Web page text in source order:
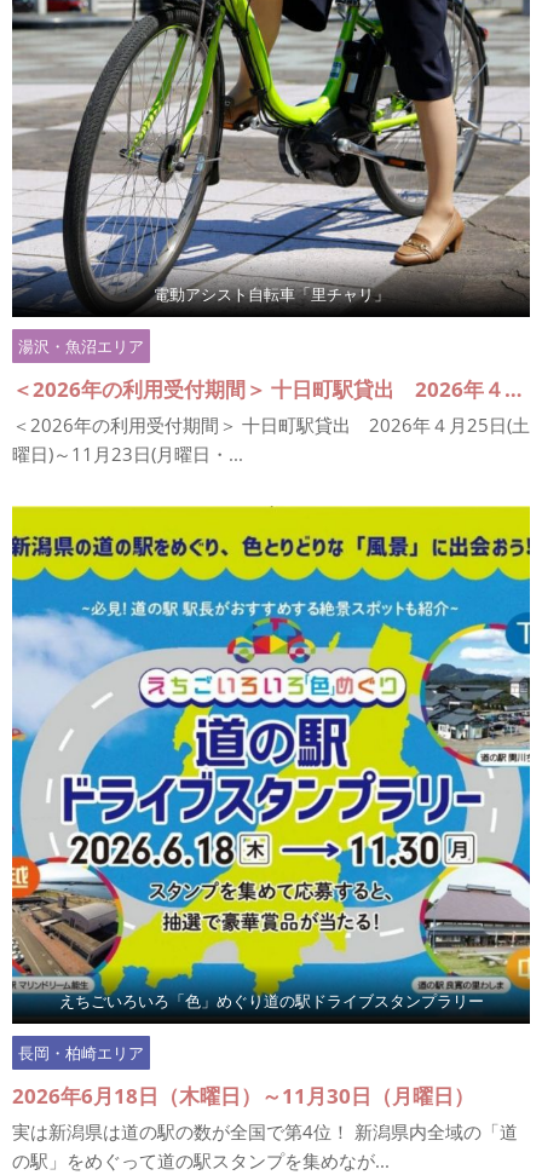
電動アシスト自転車「里チャリ」
湯沢・魚沼エリア
＜2026年の利用受付期間＞ 十日町駅貸出 2026年４月25日(土曜日)～11月23日(月曜日・祝日) ※天候や積雪状況によって変更となる場合があります。 ●例年4月下旬~11月（降雪時を除く）
＜2026年の利用受付期間＞ 十日町駅貸出 2026年４月25日(土
曜日)～11月23日(月曜日・...
えちごいろいろ「色」めぐり道の駅ドライブスタンプラリー
長岡・柏崎エリア
2026年6月18日（木曜日）～11月30日（月曜日）
実は新潟県は道の駅の数が全国で第4位！ 新潟県内全域の「道
の駅」をめぐって道の駅スタンプを集めなが...